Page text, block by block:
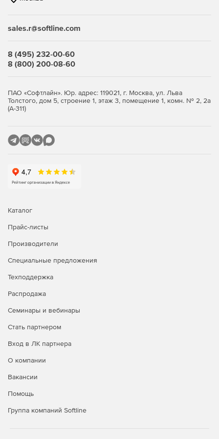
связанные с соблюдением нормативных актов.
Безопасность виртуальной среды и
рабочих столов
Легковесные агенты снижают потребление ресурсов
виртуализации до 30%, обеспечивая оптимизацию
Поддержка широкого спектра платформ
виртуализации серверов и инфраструктур VDI.
сервисов.
Управление всеми аспектами безопасности удобно и
Автоматизация политики безопасности и
среды.
облачных сред и успешно отражайте самые сложные
атаки.
sales.r@softline.com
8 (495) 232-00-60
8 (800) 200-08-60
ПАО «Софтлайн». Юр. адрес: 119021, г. Москва, ул. Льва
Толстого, дом 5, строение 1, этаж 3, помещение 1, комн. № 2, 2а
(А-311)
Каталог
Прайс-листы
Производители
Специальные предложения
Техподдержка
Распродажа
Семинары и вебинары
Стать партнером
Вход в ЛК партнера
О компании
Вакансии
Помощь
Группа компаний Softline